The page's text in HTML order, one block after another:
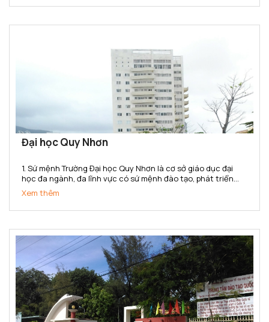
Đại học Quy Nhơn
1. Sứ mệnh Trường Đại học Quy Nhơn là cơ sở giáo dục đại
học đa ngành, đa lĩnh vực có sứ mệnh đào tạo, phát triển
nguồn nhân lực chất lượng cao; bồi dưỡng nhân tài; nghiên
cứu khoa học, truyền bá tri thức và chuyển giao công...
Xem thêm